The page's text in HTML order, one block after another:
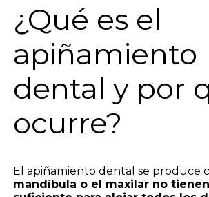
¿Qué es el
apiñamiento
dental y por
ocurre?
El apiñamiento dental se produce
mandíbula o el maxilar no